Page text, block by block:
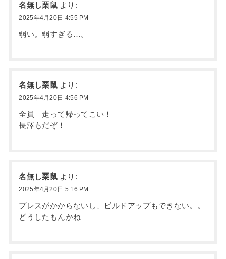
名無し栗鼠 より:
2025年4月20日 4:55 PM
弱い。弱すぎる…。
名無し栗鼠 より:
2025年4月20日 4:56 PM
全員 走って帰ってこい！
長澤もだぞ！
名無し栗鼠 より:
2025年4月20日 5:16 PM
プレスがかからないし、ビルドアップもできない。。
どうしたもんかね